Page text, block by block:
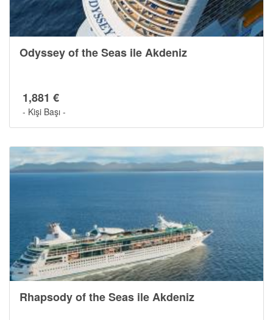
Odyssey of the Seas ile Akdeniz
1,881 €
- Kişi Başı -
Rhapsody of the Seas ile Akdeniz